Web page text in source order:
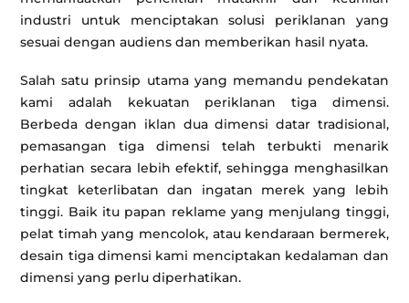
industri untuk menciptakan solusi periklanan yang
sesuai dengan audiens dan memberikan hasil nyata.
Salah satu prinsip utama yang memandu pendekatan
kami adalah kekuatan periklanan tiga dimensi.
Berbeda dengan iklan dua dimensi datar tradisional,
pemasangan tiga dimensi telah terbukti menarik
perhatian secara lebih efektif, sehingga menghasilkan
tingkat keterlibatan dan ingatan merek yang lebih
tinggi. Baik itu papan reklame yang menjulang tinggi,
pelat timah yang mencolok, atau kendaraan bermerek,
desain tiga dimensi kami menciptakan kedalaman dan
dimensi yang perlu diperhatikan.